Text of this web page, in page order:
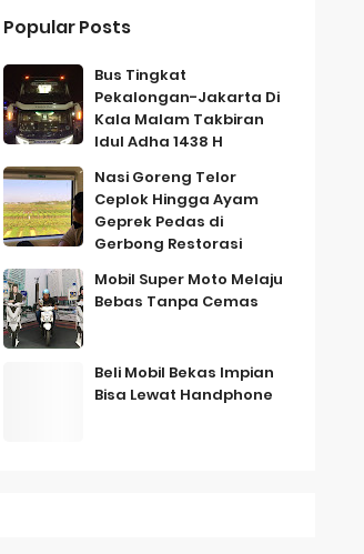
Popular Posts
Bus Tingkat
Pekalongan-Jakarta Di
Kala Malam Takbiran
Idul Adha 1438 H
Nasi Goreng Telor
Ceplok Hingga Ayam
Geprek Pedas di
Gerbong Restorasi
Mobil Super Moto Melaju
Bebas Tanpa Cemas
Beli Mobil Bekas Impian
Bisa Lewat Handphone